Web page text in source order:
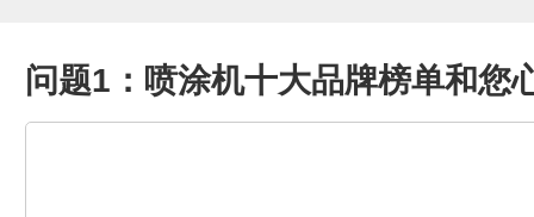
问题1：喷涂机十大品牌榜单和您